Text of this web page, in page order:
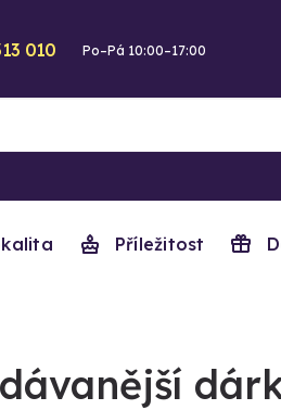
010 Po–Pá 10:00–17:00
Příležitost